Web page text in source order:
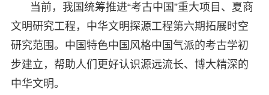
当前，我国统筹推进“考古中国”重大项目、夏商
文明研究工程，中华文明探源工程第六期拓展时空
研究范围。中国特色中国风格中国气派的考古学初
步建立，帮助人们更好认识源远流长、博大精深的
中华文明。